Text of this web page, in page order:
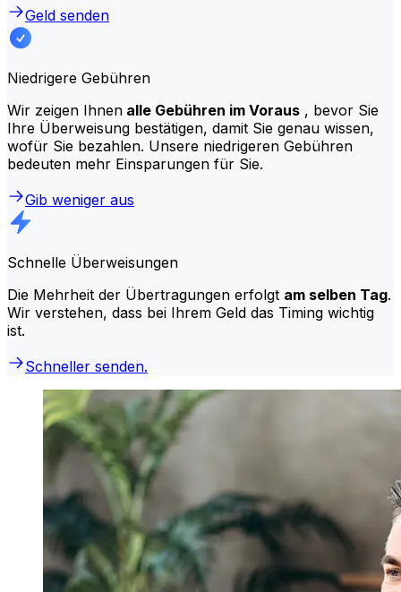
Geld senden
Niedrigere Gebühren
Wir zeigen Ihnen alle Gebühren im Voraus , bevor Sie
Ihre Überweisung bestätigen, damit Sie genau wissen,
wofür Sie bezahlen. Unsere niedrigeren Gebühren
bedeuten mehr Einsparungen für Sie.
Gib weniger aus
Schnelle Überweisungen
Die Mehrheit der Übertragungen erfolgt am selben Tag.
Wir verstehen, dass bei Ihrem Geld das Timing wichtig
ist.
Schneller senden.